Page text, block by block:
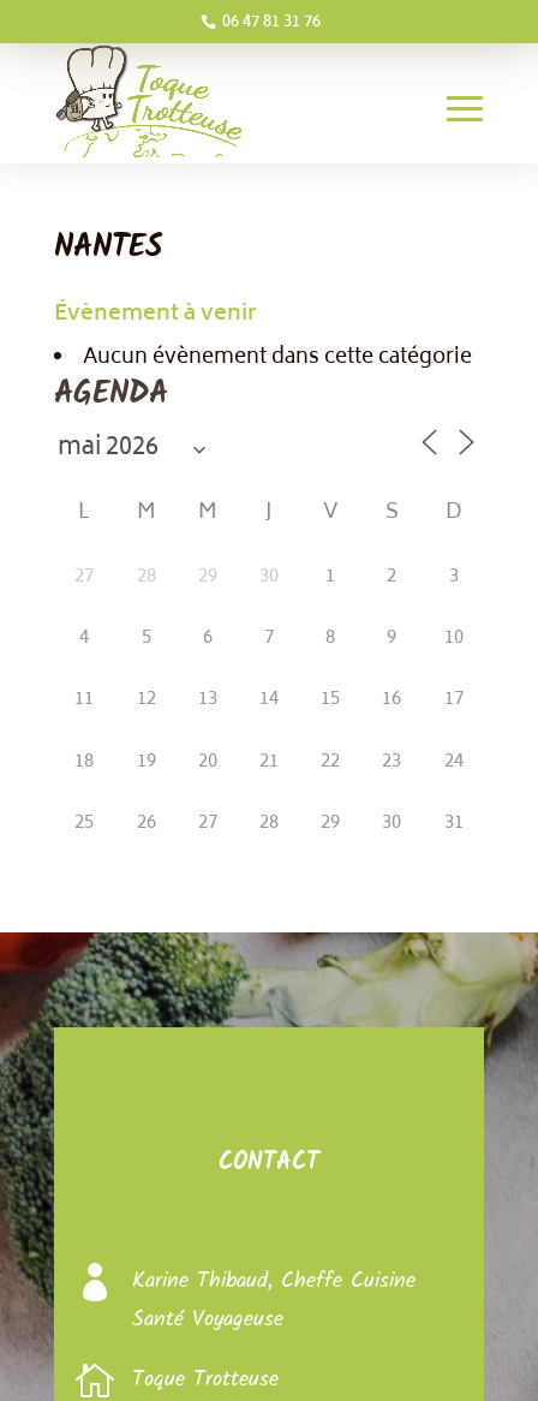
06 47 81 31 76
NANTES
Évènement à venir
Aucun évènement dans cette catégorie
AGENDA
L M M J V S D
27 28 29 30 1 2
3
4
5 6 7 8 9
10
11
12 13 14 15 16
17
18
19 20 21 22 23
24
25
26 27 28 29 30 31
CONTACT

Karine Thibaud, Cheffe Cuisine
Santé Voyageuse
 Toque Trotteuse